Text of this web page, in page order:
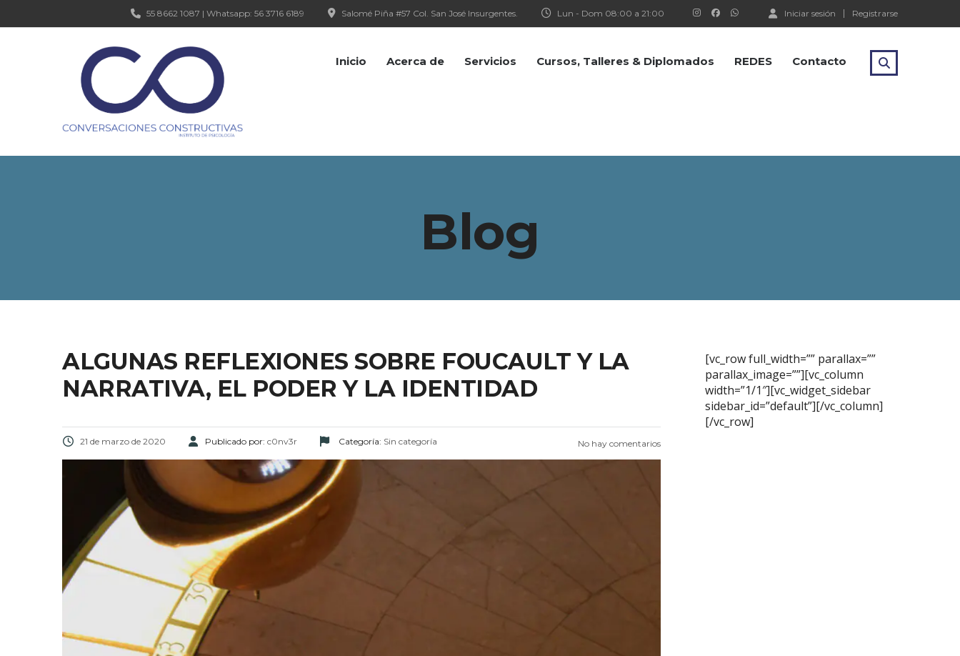
Iniciar sesión Registrarse
Lun - Dom 08:00 a 21:00
Salomé Piña #57 Col. San José Insurgentes.
55 8662 1087 | Whatsapp: 56 3716 6189
Inicio Acerca de Servicios Cursos, Talleres & Diplomados REDES Contacto
Blog
ALGUNAS REFLEXIONES SOBRE FOUCAULT Y LA
NARRATIVA, EL PODER Y LA IDENTIDAD
21 de marzo de 2020 Publicado por: c0nv3r Categoría: Sin categoría No hay comentarios
[vc_row full_width=”” parallax=””
parallax_image=””][vc_column
width=”1/1″][vc_widget_sidebar
sidebar_id=”default”][/vc_column]
[/vc_row]